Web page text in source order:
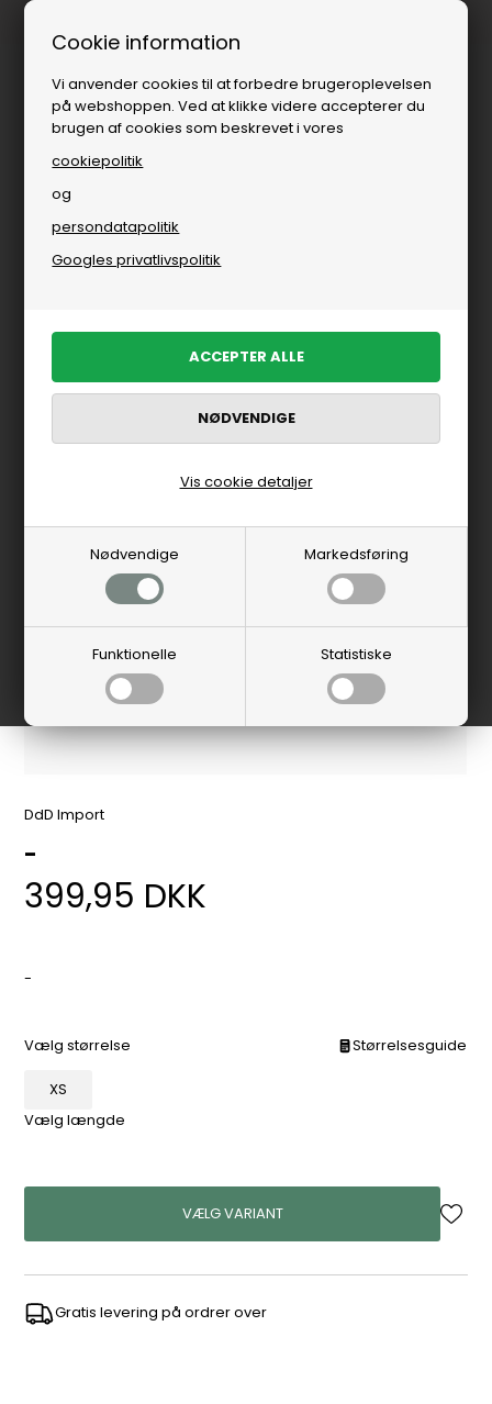
Cookie information
Vi anvender cookies til at forbedre brugeroplevelsen
på webshoppen. Ved at klikke videre accepterer du
brugen af cookies som beskrevet i vores
cookiepolitik
og
persondatapolitik
Googles privatlivspolitik
Nødvendige Markedsføring
Funktionelle Statistiske
Vis cookie detaljer
DdD Import
-
399,95 DKK
-
Vælg størrelse Størrelsesguide
XS
Vælg længde
VÆLG VARIANT
Gratis levering på ordrer over